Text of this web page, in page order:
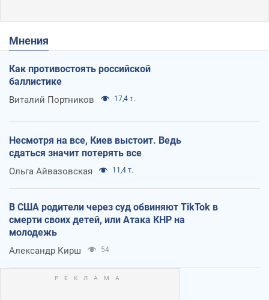
Мнения
Как противостоять российской
баллистике
Виталий Портников 17,4 т.
Несмотря на все, Киев выстоит. Ведь
сдаться значит потерять все
Ольга Айвазовская 11,4 т.
В США родители через суд обвиняют TikTok в
смерти своих детей, или Атака КНР на
молодежь
Александр Кирш 54